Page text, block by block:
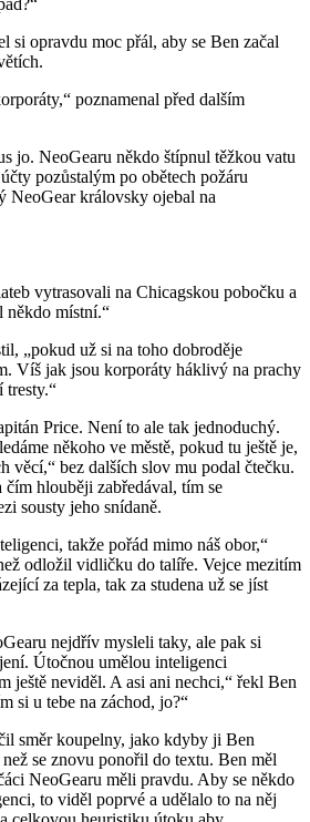
si opravdu moc přál, aby se Ben začal
poznamenal před dalším
jo. NeoGearu někdo štípnul těžkou vatu
pozůstalým po obětech požáru
NeoGear královsky ojebal na
vytrasovali na Chicagskou pobočku a
někdo místní.“
„pokud už si na toho dobroděje
Víš jak jsou korporáty háklivý na prachy
tresty.“
Price. Není to ale tak jednoduchý.
někoho ve městě, pokud tu ještě je,
věcí,“ bez dalších slov mu podal čtečku.
čím hlouběji zabředával, tím se
sousty jeho snídaně.
takže pořád mimo náš obor,“
odložil vidličku do talíře. Vejce mezitím
za tepla, tak za studena už se jíst
nejdřív mysleli taky, ale pak si
Útočnou umělou inteligenci
ještě neviděl. A asi ani nechci,“ řekl Ben
si u tebe na záchod, jo?“
směr koupelny, jako kdyby ji Ben
se znovu ponořil do textu. Ben měl
NeoGearu měli pravdu. Aby se někdo
to viděl poprvé a udělalo to na něj